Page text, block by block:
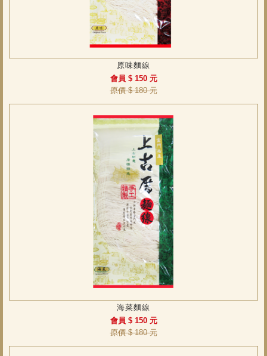
原味麵線
會員 $ 150 元
原價 $ 180 元
海菜麵線
會員 $ 150 元
原價 $ 180 元